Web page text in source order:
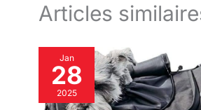
Articles
Jan
28
2025